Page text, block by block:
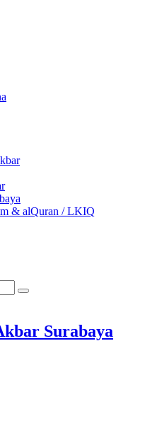
& alQuran / LKIQ
Surabaya